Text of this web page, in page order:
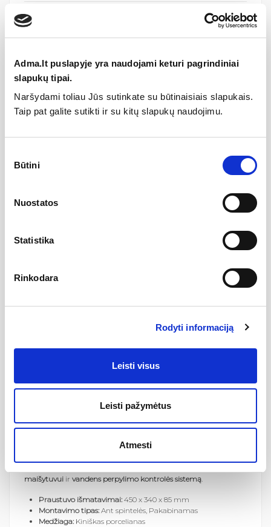
Adma.lt puslapyje yra naudojami keturi pagrindiniai
slapukų tipai.
Naršydami toliau Jūs sutinkate su būtinaisiais slapukais.
Taip pat galite sutikti ir su kitų slapukų naudojimu.
pasirinkimas
Būtini
Nuostatos
Statistika
Rinkodara
Rodyti informaciją
Leisti visus
Leisti pažymėtus
Atmesti
Pjaunamas
Plotis (coliai) 13.39
Ilgis (mm)
Ilgis (coliai)
Kampinis praustuvas
Dvigubas praustuvas
Aprašymas
kolekcija – viena iš gausios ir populiarios „LAUFEN
sprendimais. Už „LAUFEN pro S“, kaip ir visos "pro" kolekcijos,
kruopštumo ir jautrumo, jis vykdo sistemingą, pro koncepcijos
aiškaus spindulio, praustuvas atrodo lengvas ir elegantiškas.
viliojantis. „LAUFEN pro S“ savo estetiškumu kartais
nenusileidžia „LAUFEN“ aukščiausios klasės dizaino linijoms, ir
tuo pačiu išlieka visiems prieinama.
maišytuvui ir vandens perpylimo kontrolės sistemą
Praustuvo išmatavimai: 450 x 340 x 85 mm
Montavimo tipas: Ant spintelės, Pakabinamas
Medžiaga: Kiniškas porcelianas